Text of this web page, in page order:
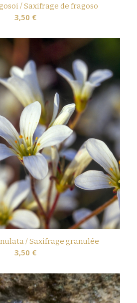
/ Saxifrage de fragoso
3,50 €
/ Saxifrage granulée
3,50 €